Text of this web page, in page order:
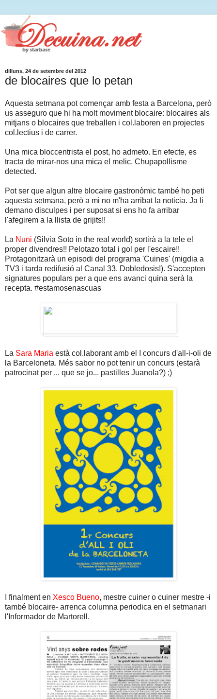
dilluns, 24 de setembre del 2012
de blocaires que lo petan
Aquesta setmana pot començar amb festa a Barcelona, però
us asseguro que hi ha molt moviment blocaire: blocaires als
mitjans o blocaires que treballen i col.laboren en projectes
col.lectius i de carrer.
Una mica bloccentrista el post, ho admeto. En efecte, es
tracta de mirar-nos una mica el melic. Chupapollisme
detected.
Pot ser que algun altre blocaire gastronòmic també ho peti
aquesta setmana, però a mi no m'ha arribat la noticia. Ja li
demano disculpes i per suposat si ens ho fa arribar
l'afegirem a la llista de grijits!!
La Nuni (Silvia Soto in the real world) sortirà a la tele el
proper divendres!! Pelotazo total i gol per l'escaire!!
Protagonitzarà un episodi del programa 'Cuines' (migdia a
TV3 i tarda redifusió al Canal 33. Dobledosis!). S'accepten
signatures populars per a que ens avanci quina serà la
recepta. #estamosenascuas
La Sara Maria està col.laborant amb el I concurs d'all-i-oli de
la Barceloneta. Més sabor no pot tenir un concurs (estarà
patrocinat per ... que se jo... pastilles Juanola?) ;)
I finalment en Xesco Bueno, mestre cuiner o cuiner mestre -i
també blocaire- arrenca columna periodica en el setmanari
l'Informador de Martorell.